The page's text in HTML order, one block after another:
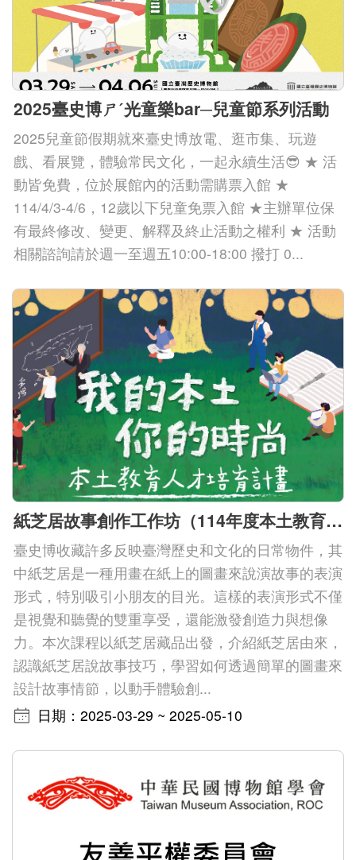
2025臺史博ㄕˊ光童樂bar─兒童節系列活動
2025兒童節假期就來臺史博放電、逛市集、玩遊
戲、看展覽，體驗常民文化，一起永續生活😎 ★ 活
動皆免費，位於展館內的活動需購票入館 ★
114/4/3-4/6，12歲以下兒童免票入館 ★主辦單位保
有最終修改、變更、解釋及終止活動之權利 ★ 活動
相關諮詢請於週一至週五10:00-18:00 撥打 0...
紙芝居故事創作工作坊（114年度本土教育人才培育計畫）
臺史博收藏許多反映臺灣歷史和文化的日常物件，其
中紙芝居是一種用畫在紙上的圖畫來說演故事的表演
形式，特別吸引小朋友的目光。這樣的表演形式不僅
是視覺和聽覺的雙重享受，還能激發創造力與想像
力。本次課程以紙芝居藏品出發，介紹紙芝居由來，
認識紙芝居說故事技巧，學習如何透過簡單的圖畫來
設計故事情節，以動手體驗創...
日期：2025-03-29 ~ 2025-05-10